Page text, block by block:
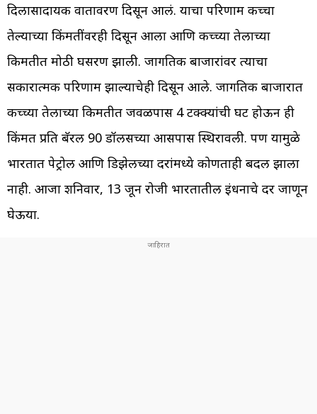
दिलासादायक वातावरण दिसून आलं. याचा परिणाम कच्चा
तेल्याच्या किंमतींवरही दिसून आला आणि कच्च्या तेलाच्या
किमतीत मोठी घसरण झाली. जागतिक बाजारांवर त्याचा
सकारात्मक परिणाम झाल्याचेही दिसून आले. जागतिक बाजारात
कच्च्या तेलाच्या किमतीत जवळपास 4 टक्क्यांची घट होऊन ही
किंमत प्रति बॅरल 90 डॉलर्सच्या आसपास स्थिरावली. पण यामुळे
भारतात पेट्रोल आणि डिझेलच्या दरांमध्ये कोणताही बदल झाला
नाही. आजा शनिवार, 13 जून रोजी भारतातील इंधनाचे दर जाणून
घेऊया.